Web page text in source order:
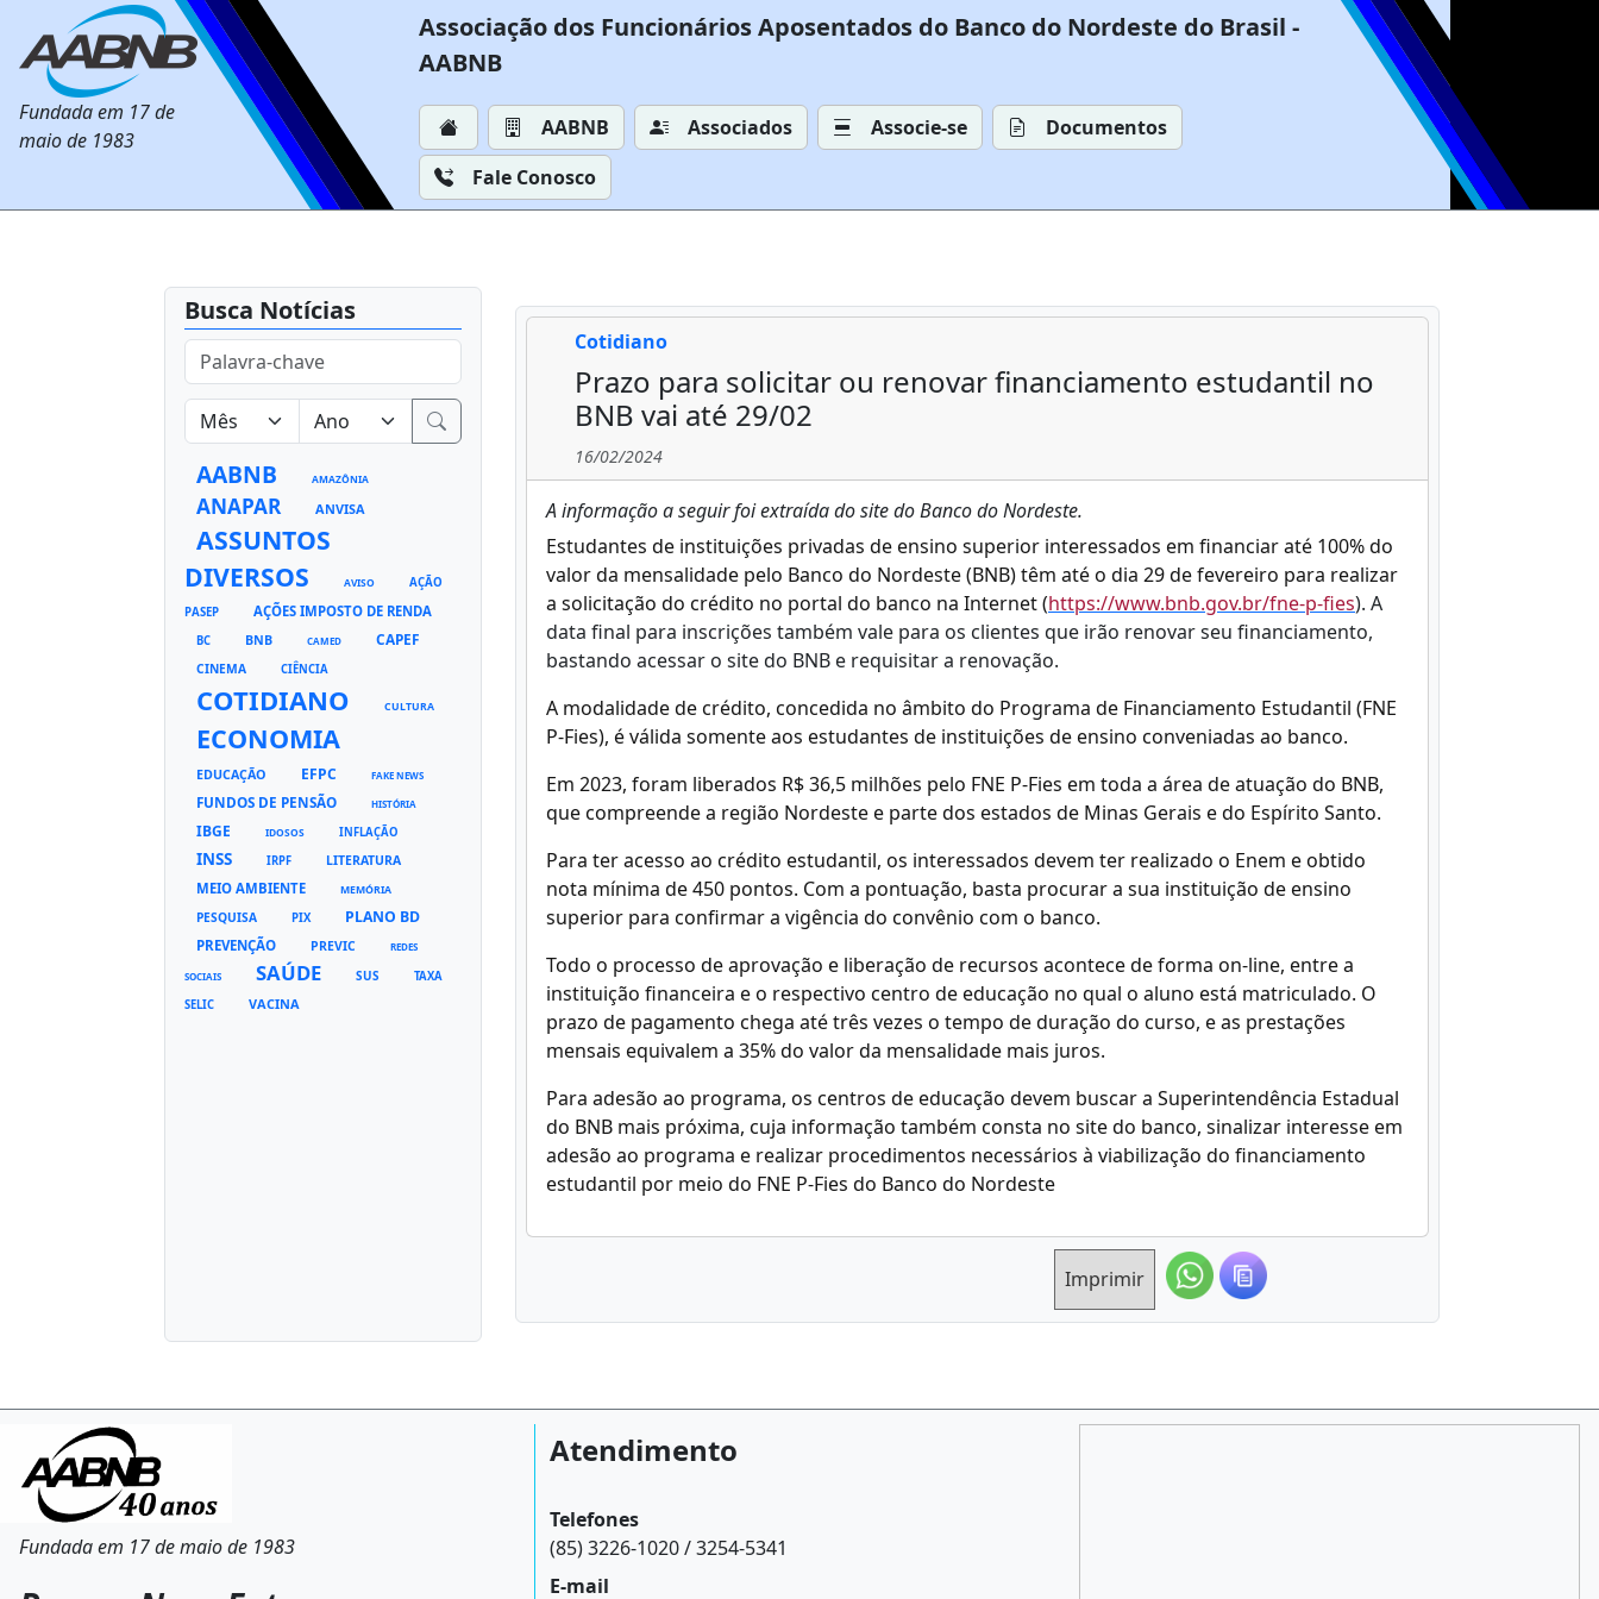
Fundada em 17 de
maio de 1983
Associação dos Funcionários Aposentados do Banco do Nordeste do Brasil -
AABNB
AABNB Associados Associe-se
Documentos
Fale Conosco
Busca Notícias
AABNB AMAZÔNIA
ANAPAR ANVISA
ASSUNTOS
DIVERSOS
AVISO
AÇÃO
PASEP
AÇÕES IMPOSTO DE RENDA
BC BNB CAMED CAPEF
CINEMA CIÊNCIA
COTIDIANO CULTURA
ECONOMIA
EDUCAÇÃO EFPC FAKE NEWS
FUNDOS DE PENSÃO HISTÓRIA
IBGE IDOSOS INFLAÇÃO
INSS IRPF LITERATURA
MEIO AMBIENTE MEMÓRIA
PESQUISA PIX PLANO BD
PREVENÇÃO PREVIC REDES
SOCIAIS SAÚDE SUS
TAXA
SELIC
VACINA
Cotidiano
Prazo para solicitar ou renovar financiamento estudantil no
BNB vai até 29/02
16/02/2024
A informação a seguir foi extraída do site do Banco do Nordeste.
Estudantes de instituições privadas de ensino superior interessados em financiar até 100% do
valor da mensalidade pelo Banco do Nordeste (BNB) têm até o dia 29 de fevereiro para realizar
a solicitação do crédito no portal do banco na Internet (https://www.bnb.gov.br/fne-p-fies). A
data final para inscrições também vale para os clientes que irão renovar seu financiamento,
bastando acessar o site do BNB e requisitar a renovação.
A modalidade de crédito, concedida no âmbito do Programa de Financiamento Estudantil (FNE
P-Fies), é válida somente aos estudantes de instituições de ensino conveniadas ao banco.
Em 2023, foram liberados R$ 36,5 milhões pelo FNE P-Fies em toda a área de atuação do BNB,
que compreende a região Nordeste e parte dos estados de Minas Gerais e do Espírito Santo.
Para ter acesso ao crédito estudantil, os interessados devem ter realizado o Enem e obtido
nota mínima de 450 pontos. Com a pontuação, basta procurar a sua instituição de ensino
superior para confirmar a vigência do convênio com o banco.
Todo o processo de aprovação e liberação de recursos acontece de forma on-line, entre a
instituição financeira e o respectivo centro de educação no qual o aluno está matriculado. O
prazo de pagamento chega até três vezes o tempo de duração do curso, e as prestações
mensais equivalem a 35% do valor da mensalidade mais juros.
Para adesão ao programa, os centros de educação devem buscar a Superintendência Estadual
do BNB mais próxima, cuja informação também consta no site do banco, sinalizar interesse em
adesão ao programa e realizar procedimentos necessários à viabilização do financiamento
estudantil por meio do FNE P-Fies do Banco do Nordeste
Imprimir
Fundada em 17 de maio de 1983
Atendimento
Telefones
(85) 3226-1020 / 3254-5341
E-mail